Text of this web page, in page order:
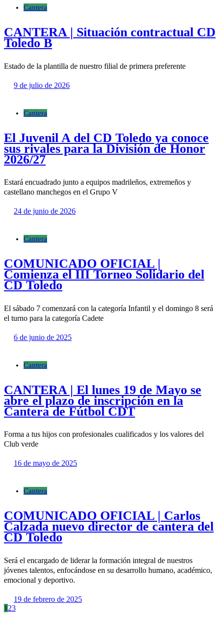
Cantera
CANTERA | Situación contractual CD
Toledo B
Estado de la plantilla de nuestro filial de primera preferente
9 de julio de 2026
Cantera
El Juvenil A del CD Toledo ya conoce
sus rivales para la División de Honor
2026/27
Estará encuadrado junto a equipos madrileños, extremeños y
castellano manchegos en el Grupo V
24 de junio de 2026
Cantera
COMUNICADO OFICIAL |
Comienza el III Torneo Solidario del
CD Toledo
El sábado 7 comenzará con la categoría Infantil y el domingo 8 será
el turno para la categoría Cadete
6 de junio de 2025
Cantera
CANTERA | El lunes 19 de Mayo se
abre el plazo de inscripción en la
Cantera de Fútbol CDT
Forma a tus hijos con profesionales cualificados y los valores del
Club verde
16 de mayo de 2025
Cantera
COMUNICADO OFICIAL | Carlos
Calzada nuevo director de cantera del
CD Toledo
Será el encargado de liderar la formación integral de nuestros
jóvenes talentos, enfocándose en su desarrollo humano, académico,
emocional y deportivo.
19 de febrero de 2025
1 23